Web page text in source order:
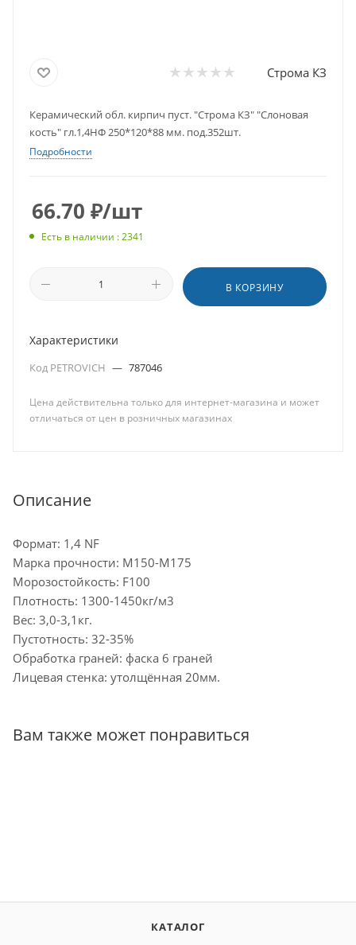
Строма КЗ
Керамический обл. кирпич пуст. "Строма КЗ" "Слоновая
кость" гл.1,4НФ 250*120*88 мм. под.352шт.
Подробности
66.70 ₽/шт
Есть в наличии : 2341
В КОРЗИНУ
Характеристики
Код PETROVICH — 787046
Цена действительна только для интернет-магазина и может
отличаться от цен в розничных магазинах
Описание
Формат: 1,4 NF
Марка прочности: М150-M175
Морозостойкость: F100
Плотность: 1300-1450кг/м3
Вес: 3,0-3,1кг.
Пустотность: 32-35%
Обработка граней: фаска 6 граней
Лицевая стенка: утолщённая 20мм.
Вам также может понравиться
КАТАЛОГ